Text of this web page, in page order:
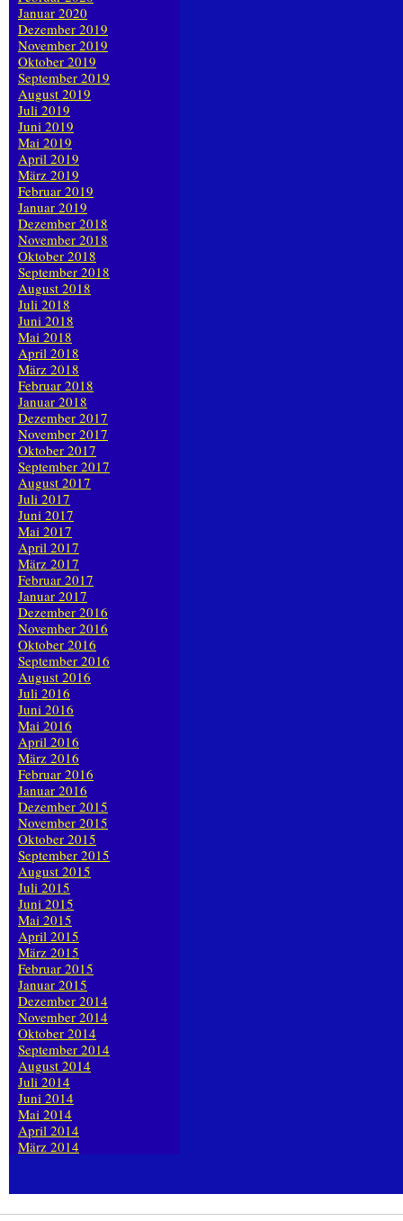
Januar 2020
Dezember 2019
November 2019
Oktober 2019
September 2019
August 2019
Juli 2019
Juni 2019
Mai 2019
April 2019
März 2019
Februar 2019
Januar 2019
Dezember 2018
November 2018
Oktober 2018
September 2018
August 2018
Juli 2018
Juni 2018
Mai 2018
April 2018
März 2018
Februar 2018
Januar 2018
Dezember 2017
November 2017
Oktober 2017
September 2017
August 2017
Juli 2017
Juni 2017
Mai 2017
April 2017
März 2017
Februar 2017
Januar 2017
Dezember 2016
November 2016
Oktober 2016
September 2016
August 2016
Juli 2016
Juni 2016
Mai 2016
April 2016
März 2016
Februar 2016
Januar 2016
Dezember 2015
November 2015
Oktober 2015
September 2015
August 2015
Juli 2015
Juni 2015
Mai 2015
April 2015
März 2015
Februar 2015
Januar 2015
Dezember 2014
November 2014
Oktober 2014
September 2014
August 2014
Juli 2014
Juni 2014
Mai 2014
April 2014
März 2014